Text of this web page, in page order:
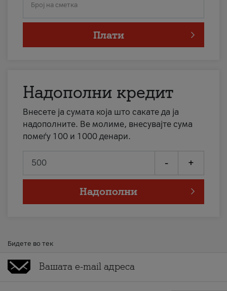
Број на сметка
Плати
Надополни кредит
Внесете ја сумата која што сакате да ја
надополните. Ве молиме, внесувајте сума
помеѓу 100 и 1000 денари.
- +
Надополни
Бидете во тек